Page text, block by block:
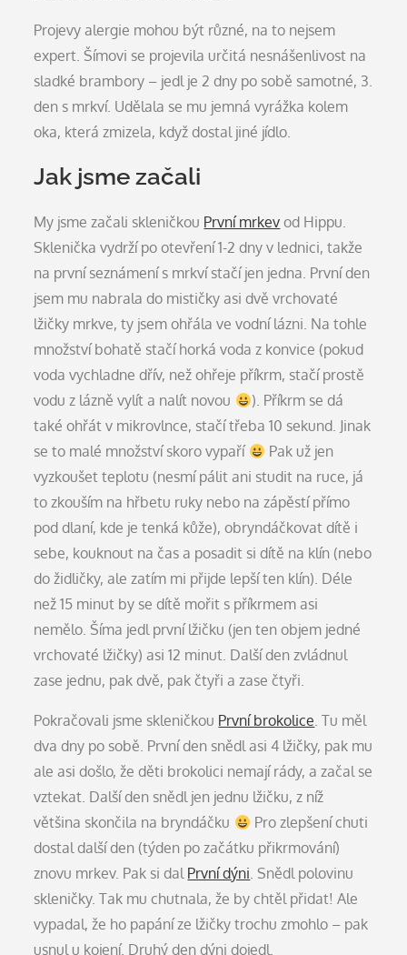
Projevy alergie mohou být různé, na to nejsem
expert. Šímovi se projevila určitá nesnášenlivost na
sladké brambory – jedl je 2 dny po sobě samotné, 3.
den s mrkví. Udělala se mu jemná vyrážka kolem
oka, která zmizela, když dostal jiné jídlo.
Jak jsme začali
My jsme začali skleničkou První mrkev od Hippu.
Sklenička vydrží po otevření 1-2 dny v lednici, takže
na první seznámení s mrkví stačí jen jedna. První den
jsem mu nabrala do mističky asi dvě vrchovaté
lžičky mrkve, ty jsem ohřála ve vodní lázni. Na tohle
množství bohatě stačí horká voda z konvice (pokud
voda vychladne dřív, než ohřeje příkrm, stačí prostě
vodu z lázně vylít a nalít novou
). Příkrm se dá
také ohřát v mikrovlnce, stačí třeba 10 sekund. Jinak
se to malé množství skoro vypaří
Pak už jen
vyzkoušet teplotu (nesmí pálit ani studit na ruce, já
to zkouším na hřbetu ruky nebo na zápěstí přímo
pod dlaní, kde je tenká kůže), obryndáčkovat dítě i
sebe, kouknout na čas a posadit si dítě na klín (nebo
do židličky, ale zatím mi přijde lepší ten klín). Déle
než 15 minut by se dítě mořit s příkrmem asi
nemělo. Šíma jedl první lžičku (jen ten objem jedné
vrchovaté lžičky) asi 12 minut. Další den zvládnul
zase jednu, pak dvě, pak čtyři a zase čtyři.
Pokračovali jsme skleničkou První brokolice. Tu měl
dva dny po sobě. První den snědl asi 4 lžičky, pak mu
ale asi došlo, že děti brokolici nemají rády, a začal se
vztekat. Další den snědl jen jednu lžičku, z níž
většina skončila na bryndáčku
Pro zlepšení chuti
dostal další den (týden po začátku přikrmování)
znovu mrkev. Pak si dal První dýni. Snědl polovinu
skleničky. Tak mu chutnala, že by chtěl přidat! Ale
vypadal, že ho papání ze lžičky trochu zmohlo – pak
usnul u kojení. Druhý den dýni dojedl.